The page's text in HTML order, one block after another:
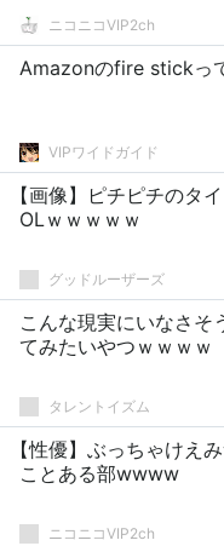
ニコニコVIP2ch
Amazonのfire stickっ
VIPワイドガイド
【画像】ピチピチのタ
OLｗｗｗｗｗ
グッドルーザーズ
こんな現実にいなさそ
てみたいやつｗｗｗｗ
タレントイズム
【性優】ぶっちゃけえ
ことある部wwww
ニコニコVIP2ch